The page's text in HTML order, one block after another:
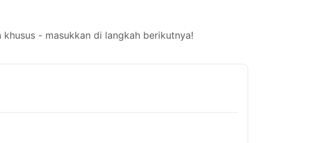
- masukkan di langkah berikutnya!